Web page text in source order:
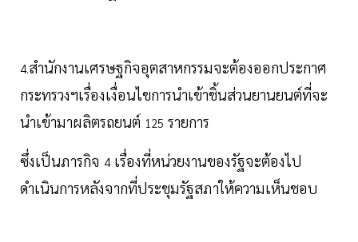
4. สำนักงานเศรษฐกิจอุตสาหกรรมจะต้องออกประกาศ
กระทรวงฯเรื่องเงื่อนไขการนำเข้าชิ้นส่วนยานยนต์ที่จะ
นำเข้ามาผลิตรถยนต์ 125 รายการ
ซึ่งเป็นภารกิจ 4 เรื่องที่หน่วยงานของรัฐจะต้องไป
ดำเนินการหลังจากที่ประชุมรัฐสภาให้ความเห็นชอบ